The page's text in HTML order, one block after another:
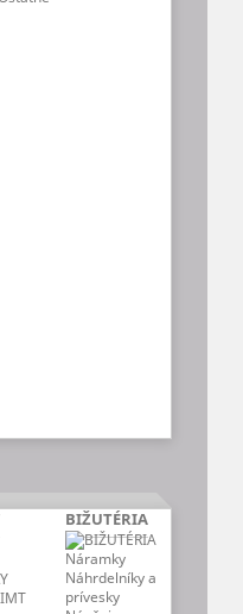
BIŽUTÉRIA
Náramky
Náhrdelníky a
prívesky